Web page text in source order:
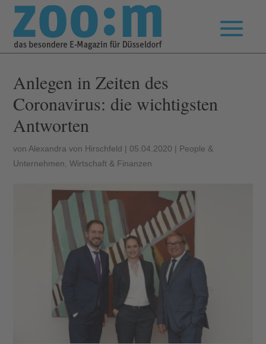
Anlegen in Zeiten des
Coronavirus: die wichtigsten
Antworten
von Alexandra von Hirschfeld | 05.04.2020 | People &
Unternehmen ,Wirtschaft & Finanzen